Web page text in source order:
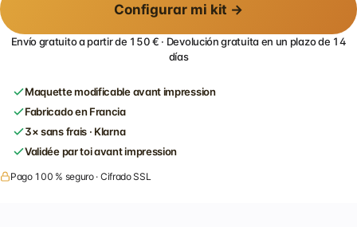
Configurar mi kit →
Envío gratuito a partir de 150 € · Devolución gratuita en un plazo de 14
días
Maquette modificable avant impression
Fabricado en Francia
3× sans frais · Klarna
Validée par toi avant impression
Pago 100 % seguro · Cifrado SSL